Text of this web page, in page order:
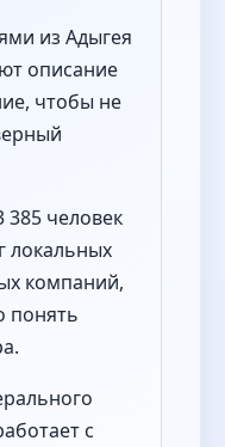
из Адыгея
описание
чтобы не
385 человек
локальных
компаний,
понять
с